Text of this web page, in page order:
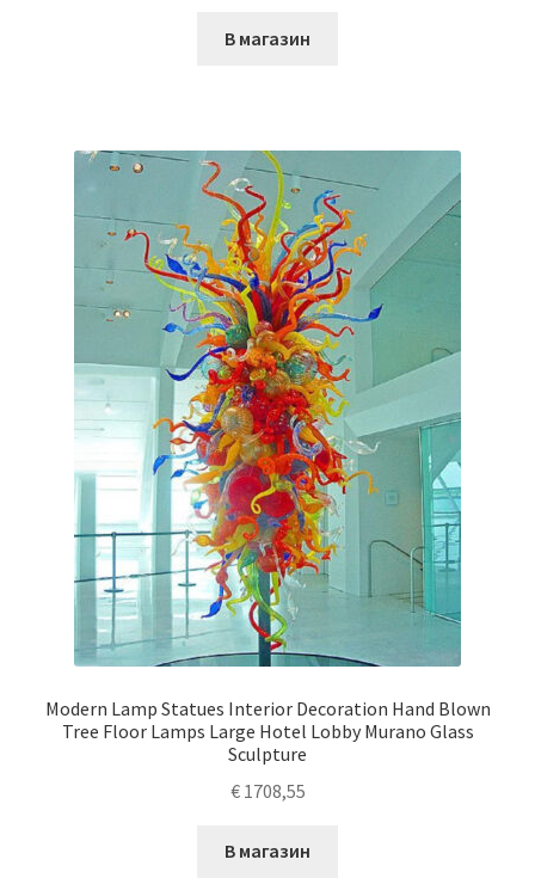
В магазин
Modern Lamp Statues Interior Decoration Hand Blown
Tree Floor Lamps Large Hotel Lobby Murano Glass
Sculpture
€1708,55
В магазин